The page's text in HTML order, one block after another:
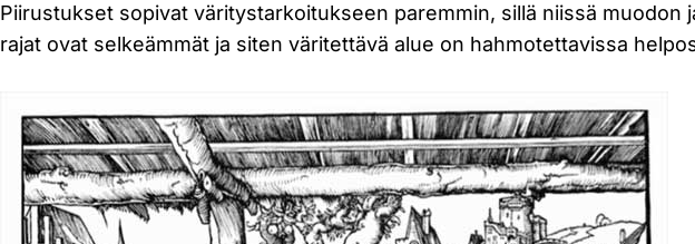
Piirustukset sopivat väritystarkoitukseen paremmin, sillä niissä muodon
rajat ovat selkeämmät ja siten väritettävä alue on hahmotettavissa